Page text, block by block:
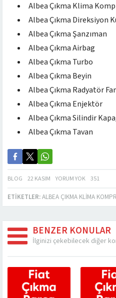
Albea Çıkma Klima
Albea Çıkma Direksiyon
Albea Çıkma Şanzıman
Albea Çıkma Airbag
Albea Çıkma Turbo
Albea Çıkma Beyin
Albea Çıkma Radyatör
Albea Çıkma Enjektör
Albea Çıkma Silindir
Albea Çıkma Tavan
BLOG 22 KASIM YORUM YOK 351
ETIKETLER:ALBEA ÇIKMA KLIMA
BENZER KONULAR
İlginizi çekebilecek diğer